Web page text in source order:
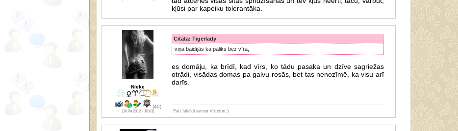
kļūsi par kapeiku tolerantāka.
Nieķe
(40)
[18.04.2012 - 18:03]
Citāta: Tigerlady
viņa baidījās ka paliks bez vīra,
es domāju, ka brīdī, kad vīrs, ko tādu pasaka un dzīve sagriežas
otrādi, visādas domas pa galvu rosās, bet tas nenozīmē, ka visu arī
darīs.
Pati labākā savam vīrietim:)